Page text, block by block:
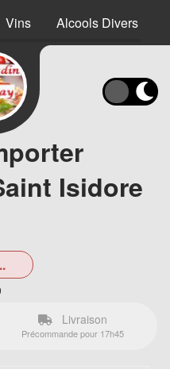
Vins Alcools Divers
Isidore
Livraison
Précommande pour 17h45